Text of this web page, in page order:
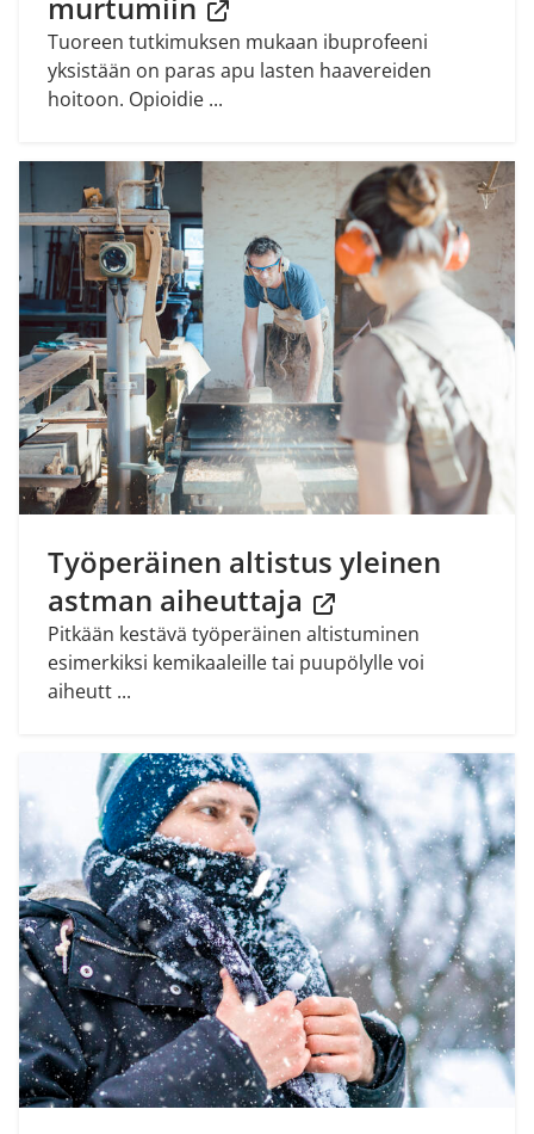
Tuoreen tutkimuksen mukaan ibuprofeeni
yksistään on paras apu lasten haavereiden
hoitoon. Opioidie ...
Työperäinen altistus yleinen
astman aiheuttaja
Pitkään kestävä työperäinen altistuminen
esimerkiksi kemikaaleille tai puupölylle voi
aiheutt ...